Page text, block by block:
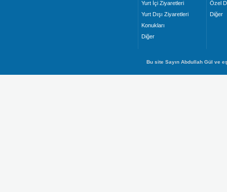
Yurt İçi Ziyaretleri
Yurt Dışı Ziyaretleri
Konukları
Diğer
Özel
Diğer
Bu site Sayın Abdullah Gül ve